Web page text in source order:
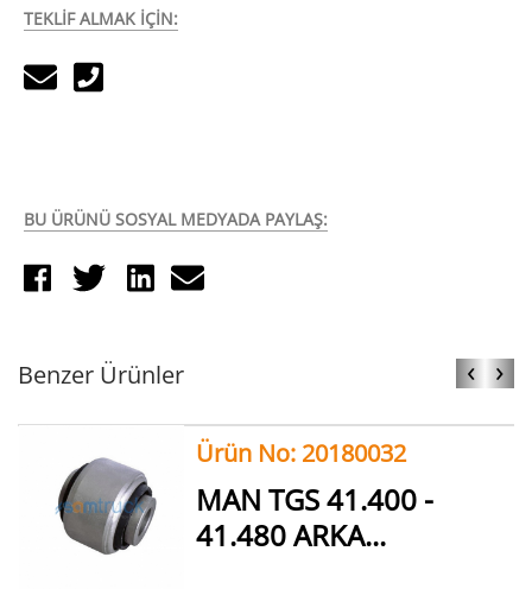
TEKLİF ALMAK İÇİN:
BU ÜRÜNÜ SOSYAL MEDYADA PAYLAŞ:
Benzer Ürünler ‹ ›
Ürün No: 20180032
MAN TGS 41.400 -
41.480 ARKA...